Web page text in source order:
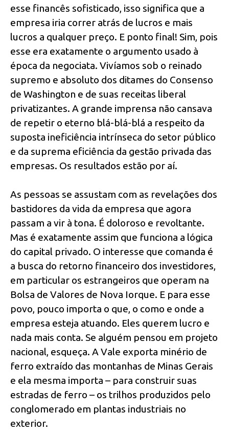
esse financês sofisticado, isso significa que a
empresa iria correr atrás de lucros e mais
lucros a qualquer preço. E ponto final! Sim, pois
esse era exatamente o argumento usado à
época da negociata. Vivíamos sob o reinado
supremo e absoluto dos ditames do Consenso
de Washington e de suas receitas liberal
privatizantes. A grande imprensa não cansava
de repetir o eterno blá-blá-blá a respeito da
suposta ineficiência intrínseca do setor público
e da suprema eficiência da gestão privada das
empresas. Os resultados estão por aí.
As pessoas se assustam com as revelações dos
bastidores da vida da empresa que agora
passam a vir à tona. É doloroso e revoltante.
Mas é exatamente assim que funciona a lógica
do capital privado. O interesse que comanda é
a busca do retorno financeiro dos investidores,
em particular os estrangeiros que operam na
Bolsa de Valores de Nova Iorque. E para esse
povo, pouco importa o que, o como e onde a
empresa esteja atuando. Eles querem lucro e
nada mais conta. Se alguém pensou em projeto
nacional, esqueça. A Vale exporta minério de
ferro extraído das montanhas de Minas Gerais
e ela mesma importa – para construir suas
estradas de ferro – os trilhos produzidos pelo
conglomerado em plantas industriais no
exterior.